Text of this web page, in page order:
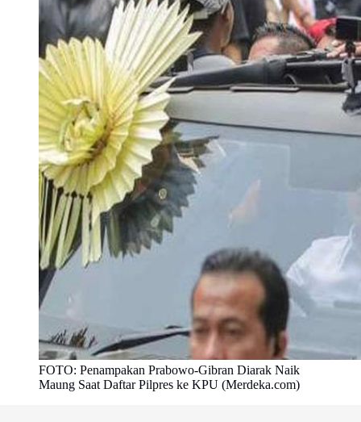
FOTO: Penampakan Prabowo-Gibran Diarak Naik
Maung Saat Daftar Pilpres ke KPU (Merdeka.com)